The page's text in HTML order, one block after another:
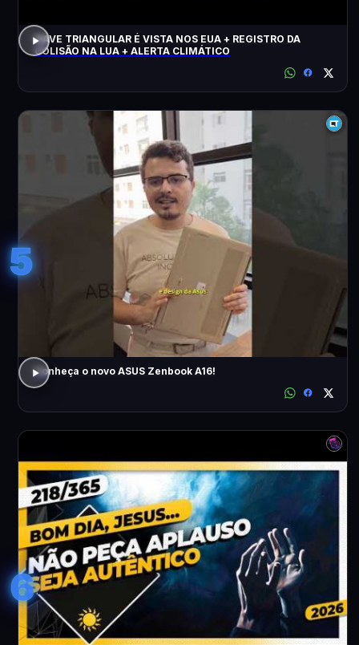
NAVE TRIANGULAR É VISTA NOS EUA + REGISTRO DA
COLISÃO NA LUA + ALERTA CLIMÁTICO
5
Conheça o novo ASUS Zenbook A16!
6